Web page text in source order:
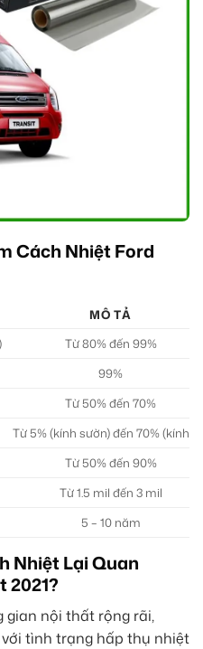
Cách Nhiệt Ford
MÔ TẢ
Từ 80% đến 99%
99%
Từ 50% đến 70%
Từ 5% (kính sườn) đến 70% (kính
Từ 50% đến 90%
Từ 1.5 mil đến 3 mil
5 – 10 năm
Nhiệt Lại Quan
2021?
gian nội thất rộng rãi,
tình trạng hấp thụ nhiệt